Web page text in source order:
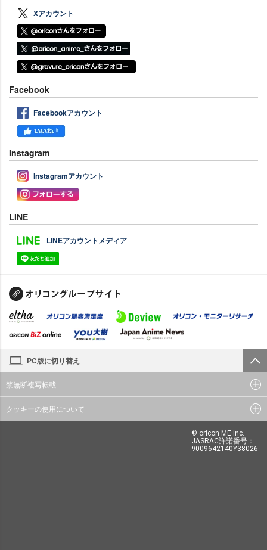
Xアカウント
Facebook
Facebookアカウント
Instagram
Instagramアカウント
LINE
LINEアカウントメディア
PC版に切り替え
禁無断複写転載
クッキーの使用について
© oricon ME inc.
JASRAC許諾番号：
9009642140Y38026